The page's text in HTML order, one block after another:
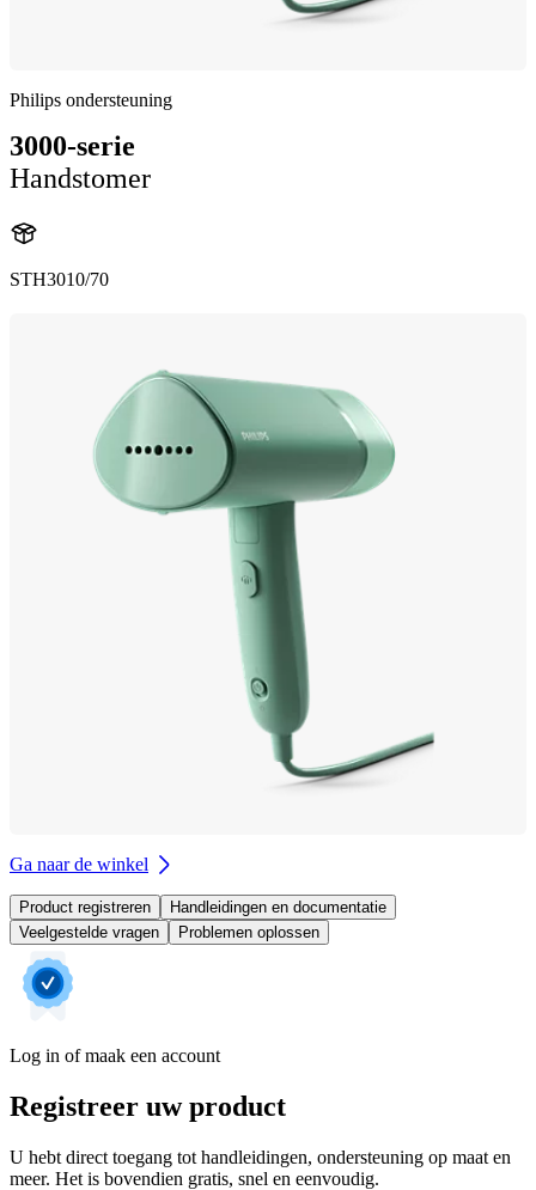
Philips ondersteuning
3000-serie
Handstomer
STH3010/70
Ga naar de winkel
Product registreren
Handleidingen en documentatie
Veelgestelde vragen
Problemen oplossen
Log in of maak een account
Registreer uw product
U hebt direct toegang tot handleidingen, ondersteuning op maat en
meer. Het is bovendien gratis, snel en eenvoudig.